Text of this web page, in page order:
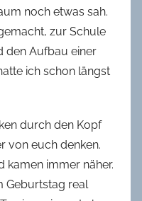
noch etwas sah.
zur Schule
den Aufbau einer
ich schon längst
durch den Kopf
von euch denken.
kamen immer näher.
Geburtstag real